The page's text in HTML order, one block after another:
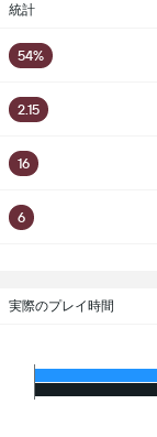
統計
54%
2.15
16
6
実際のプレイ時間